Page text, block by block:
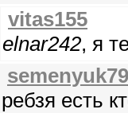
vitas155
elnar242, я
semenyuk79
ребзя есть